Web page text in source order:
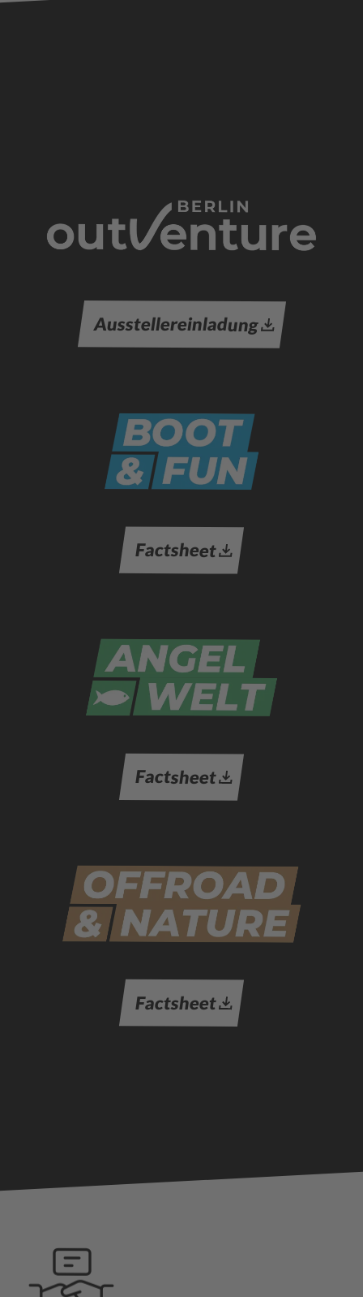
Ausstellereinladung
Factsheet
Factsheet
Factsheet